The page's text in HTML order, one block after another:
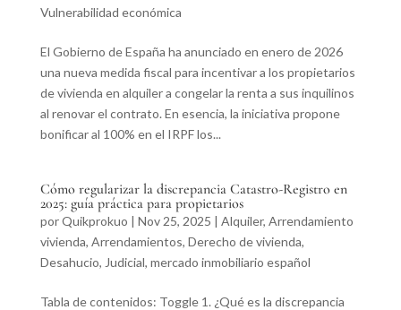
Vulnerabilidad económica
El Gobierno de España ha anunciado en enero de 2026
una nueva medida fiscal para incentivar a los propietarios
de vivienda en alquiler a congelar la renta a sus inquilinos
al renovar el contrato. En esencia, la iniciativa propone
bonificar al 100% en el IRPF los...
Cómo regularizar la discrepancia Catastro-Registro en
2025: guía práctica para propietarios
porQuikprokuo | Nov 25, 2025 | Alquiler, Arrendamiento
vivienda, Arrendamientos, Derecho de vivienda,
Desahucio, Judicial, mercado inmobiliario español
Tabla de contenidos: Toggle 1. ¿Qué es la discrepancia